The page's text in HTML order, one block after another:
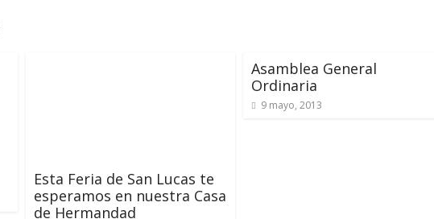
Esta Feria de San Lucas te
esperamos en nuestra Casa
de Hermandad
Asamblea General
Ordinaria
9 mayo, 2013